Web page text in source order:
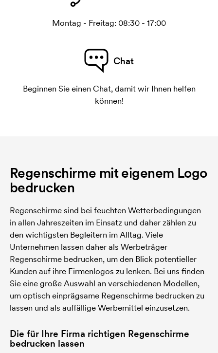
Montag - Freitag: 08:30 - 17:00
Chat
Beginnen Sie einen Chat, damit wir Ihnen helfen
können!
Regenschirme mit eigenem Logo
bedrucken
Regenschirme sind bei feuchten Wetterbedingungen
in allen Jahreszeiten im Einsatz und daher zählen zu
den wichtigsten Begleitern im Alltag. Viele
Unternehmen lassen daher als Werbeträger
Regenschirme bedrucken, um den Blick potentieller
Kunden auf ihre Firmenlogos zu lenken. Bei uns finden
Sie eine große Auswahl an verschiedenen Modellen,
um optisch einprägsame Regenschirme bedrucken zu
lassen und als auffällige Werbemittel einzusetzen.
Die für Ihre Firma richtigen Regenschirme
bedrucken lassen